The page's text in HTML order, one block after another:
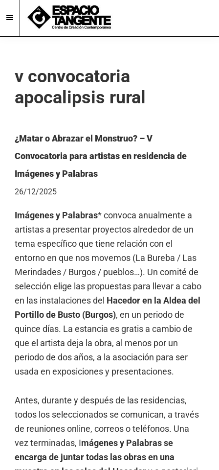
to
main
to
footerEspacio
Contemporánea
en
v convocatoria
apocalipsis rural
¿Matar o Abrazar el Monstruo? – V
Convocatoria para artistas en residencia de
Imágenes y Palabras
26/12/2025
Imágenes y Palabras* convoca anualmente a
artistas a presentar proyectos alrededor de un
tema específico que tiene relación con el
entorno en que nos movemos (La Bureba / Las
Merindades / Burgos / pueblos…). Un comité de
selección elige las propuestas para llevar a cabo
en las instalaciones del Hacedor en la Aldea del
Portillo de Busto (Burgos), en un periodo de
quince días. La estancia es gratis a cambio de
que el artista deja la obra, al menos por un
periodo de dos años, a la asociación para ser
usada en exposiciones y presentaciones.
Antes, durante y después de las residencias,
todos los seleccionados se comunican, a través
de reuniones online, correos o teléfonos. Una
vez terminadas, Imágenes y Palabras se
encarga de juntar todas las obras en una